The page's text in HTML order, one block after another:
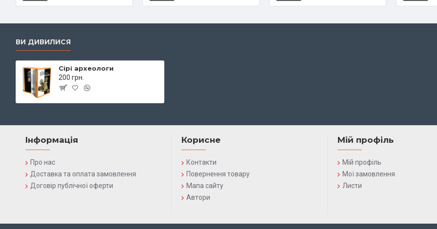
ВИ ДИВИЛИСЯ
Сірі археологи
200 грн.
Інформація
Про нас
Доставка та оплата замовлення
Договір публічної оферти
Корисне
Контакти
Повернення товару
Мапа сайту
Автори
Мій профіль
Мій профіль
Мої замовлення
Листи